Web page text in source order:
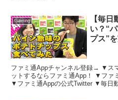
Gaming
【毎
い？“
プス”
ファミ通Appチャンネル登録→ ▼ス
ットするならファミ通App！ ▼ファ
▼ファミ通Appの公式Twitter ▼毎日